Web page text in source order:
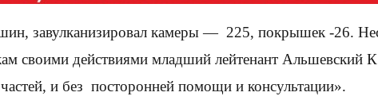
завулканизировал камеры — 225, покрышек -26.
своими действиями младший лейтенант
и без посторонней помощи и консультации».